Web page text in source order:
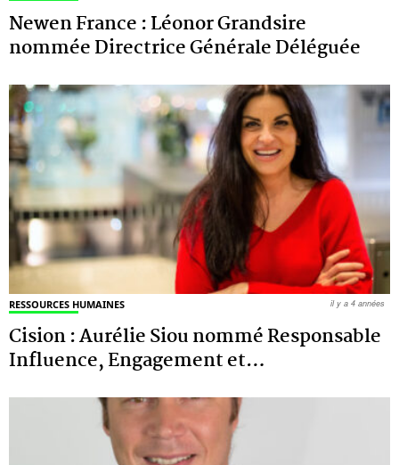
Newen France : Léonor Grandsire
nommée Directrice Générale Déléguée
RESSOURCES HUMAINES
Cision : Aurélie Siou nommé Responsable
Influence, Engagement et…
il y a 4 années